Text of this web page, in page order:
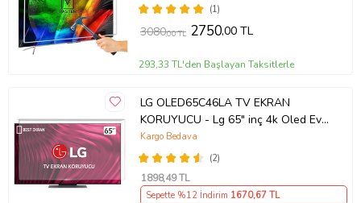
(1)
3080,00 TL 2750,00 TL
293,33 TL'den Başlayan Taksitlerle
LG OLED65C46LA TV EKRAN
KORUYUCU - Lg 65" inç 4k Oled Evo
Ekran Koruyucu
(2)
Kargo Bedava
1898,49 TL
Sepette %12 İndirim 1670,67 TL